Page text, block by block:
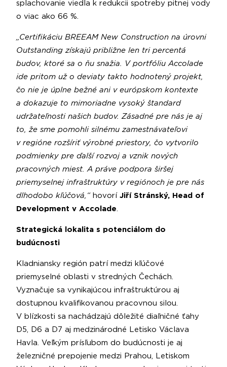
splachovanie viedla k redukcii spotreby pitnej vody
o viac ako 66 %.
„Certifikáciu BREEAM New Construction na úrovni
Outstanding získajú približne len tri percentá
budov, ktoré sa o ňu snažia. V portfóliu Accolade
ide pritom už o deviaty takto hodnotený projekt,
čo nie je úplne bežné ani v európskom kontexte
a dokazuje to mimoriadne vysoký štandard
udržateľnosti našich budov. Zásadné pre nás je aj
to, že sme pomohli silnému zamestnávateľovi
v regióne rozšíriť výrobné priestory, čo vytvorilo
podmienky pre ďalší rozvoj a vznik nových
pracovných miest. A práve podpora širšej
priemyselnej infraštruktúry v regiónoch je pre nás
dlhodobo kľúčová,“ hovorí Jiří Stránský, Head of
Development v Accolade.
Strategická lokalita s potenciálom do
budúcnosti
Kladniansky región patrí medzi kľúčové
priemyselné oblasti v stredných Čechách.
Vyznačuje sa vynikajúcou infraštruktúrou aj
dostupnou kvalifikovanou pracovnou silou.
V blízkosti sa nachádzajú dôležité diaľničné ťahy
D5, D6 a D7 aj medzinárodné Letisko Václava
Havla. Veľkým prísľubom do budúcnosti je aj
železničné prepojenie medzi Prahou, Letiskom